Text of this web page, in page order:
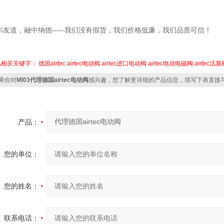
友道，融中纳德-----我们没有假货，我们价格低廉，我们品质可信！
关关键字： 德国airtec airtec电动阀 airtec进口电动阀 airtec电动电磁阀 airtec活塞
你对MI03代理德国airtec电动阀感兴趣，想了解更详细的产品信息，填写下表直接
产品：
您的单位：
您的姓名：
联系电话：